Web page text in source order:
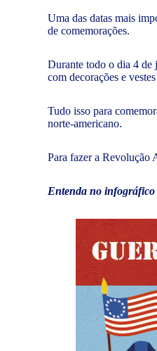
Uma das datas mais
de comemorações.
Durante todo o dia 4 de
com decorações e
Tudo isso para
norte-americano.
Para fazer a Revolução
Entenda no infográfico